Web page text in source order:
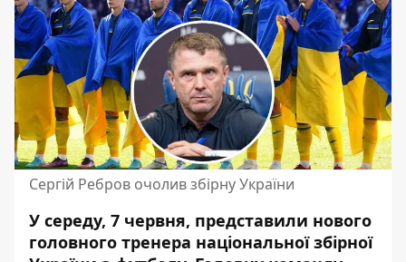
Сергій Ребров очолив збірну України
У середу, 7 червня, представили нового
головного тренера національної збірної